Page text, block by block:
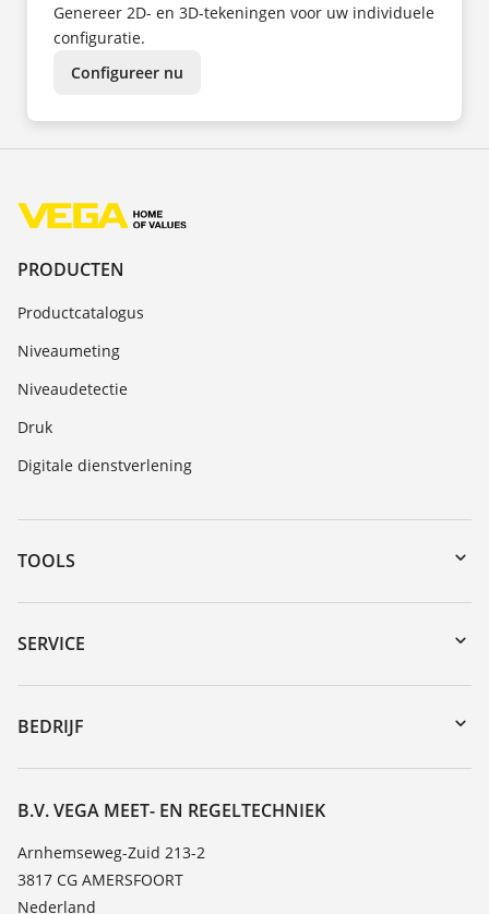
Genereer 2D- en 3D-tekeningen voor uw individuele
configuratie.
Configureer nu
PRODUCTEN
Productcatalogus
Niveaumeting
Niveaudetectie
Druk
Digitale dienstverlening
TOOLS
myVEGA
Downloads
DTM Collection/PACTware
SERVICE
Reparatieformulier instrument
Seminars
Bestendigheidslijst
TeamViewer
BEDRIJF
Vacature
Over VEGA
Contact
Nieuws
B.V. VEGA MEET- EN REGELTECHNIEK
Arnhemseweg-Zuid 213-2
3817 CG AMERSFOORT
Nederland